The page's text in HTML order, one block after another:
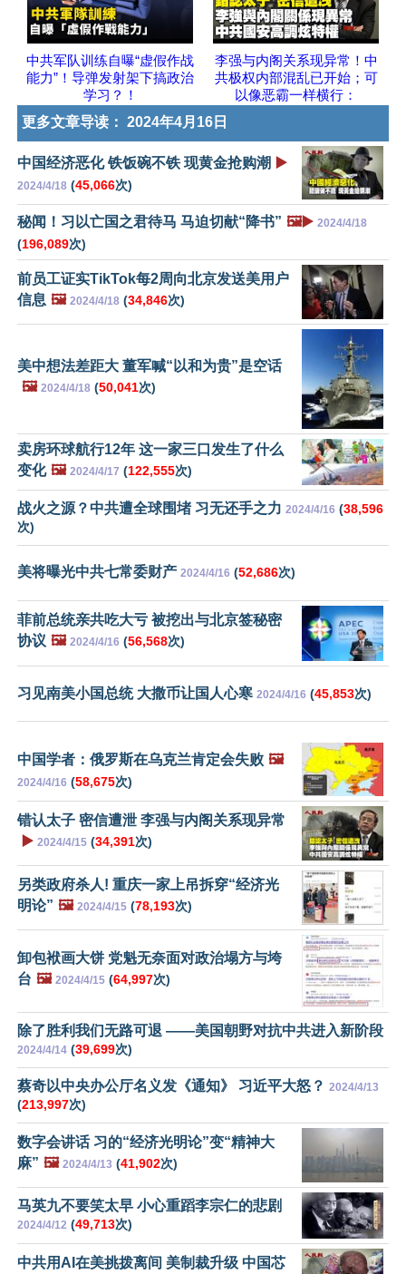
中共军队训练自曝“虚假作战
能力”！导弹发射架下搞政治
学习？！
李强与内阁关系现异常！中
共极权内部混乱已开始；可
以像恶霸一样横行：
更多文章导读： 2024年4月16日
中国经济恶化 铁饭碗不铁 现黄金抢购潮 ▶️
2024/4/18 (45,066次)
秘闻！习以亡国之君待马 马迫切献“降书” 🖼️▶️ 2024/4/18
(196,089次)
前员工证实TikTok每2周向北京发送美用户
信息 🖼️ 2024/4/18 (34,846次)
美中想法差距大 董军喊“以和为贵”是空话
🖼️ 2024/4/18 (50,041次)
卖房环球航行12年 这一家三口发生了什么
变化 🖼️ 2024/4/17 (122,555次)
战火之源？中共遭全球围堵 习无还手之力 2024/4/16 (38,596
次)
美将曝光中共七常委财产 2024/4/16 (52,686次)
菲前总统亲共吃大亏 被挖出与北京签秘密
协议 🖼️ 2024/4/16 (56,568次)
习见南美小国总统 大撒币让国人心寒 2024/4/16 (45,853次)
中国学者：俄罗斯在乌克兰肯定会失败 🖼️
2024/4/16 (58,675次)
错认太子 密信遭泄 李强与内阁关系现异常
▶️ 2024/4/15 (34,391次)
另类政府杀人! 重庆一家上吊拆穿“经济光
明论” 🖼️ 2024/4/15 (78,193次)
卸包袱画大饼 党魁无奈面对政治塌方与垮
台 🖼️ 2024/4/15 (64,997次)
除了胜利我们无路可退 ——美国朝野对抗中共进入新阶段
2024/4/14 (39,699次)
蔡奇以中央办公厅名义发《通知》 习近平大怒？ 2024/4/13
(213,997次)
数字会讲话 习的“经济光明论”变“精神大
麻” 🖼️ 2024/4/13 (41,902次)
马英九不要笑太早 小心重蹈李宗仁的悲剧
2024/4/12 (49,713次)
中共用AI在美挑拨离间 美制裁升级 中国芯